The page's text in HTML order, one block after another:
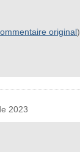
original)
2023